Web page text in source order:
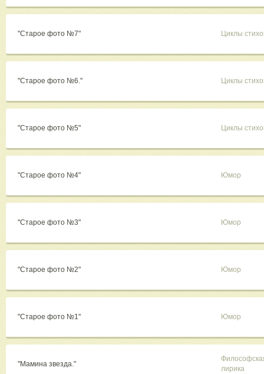
"Старое фото №7" Циклы
"Старое фото №6." Циклы
"Старое фото №5" Циклы
"Старое фото №4" Юмор
"Старое фото №3" Юмор
"Старое фото №2" Юмор
"Старое фото №1" Юмор
"Мамина звезда."
лирика